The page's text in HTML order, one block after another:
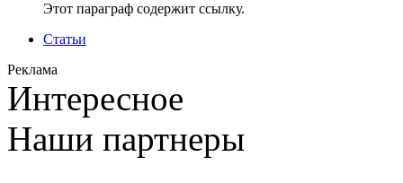
Этот параграф содержит ссылку.
Статьи
Реклама
Интересное
Наши партнеры